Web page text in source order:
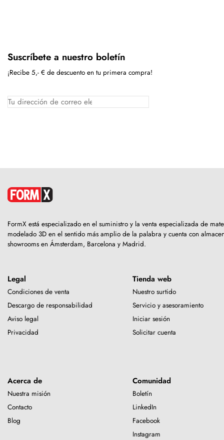
Suscríbete a nuestro boletín
¡Recibe 5,- € de descuento en tu primera compra!
FormX está especializado en el suministro y la venta especializada de
modelado 3D en el sentido más amplio de la palabra y cuenta con
showrooms en Ámsterdam, Barcelona y Madrid.
Legal
Condiciones de venta
Descargo de responsabilidad
Aviso legal
Privacidad
Tienda web
Nuestro surtido
Servicio y asesoramiento
Iniciar sesión
Solicitar cuenta
Acerca de
Nuestra misión
Contacto
Blog
Comunidad
Boletín
LinkedIn
Facebook
Instagram